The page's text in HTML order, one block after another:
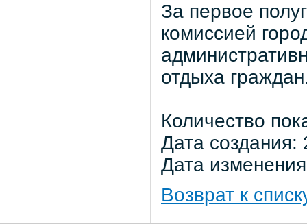
За первое
комиссией
отдыха
Количество
Дата
Дата
Возврат к